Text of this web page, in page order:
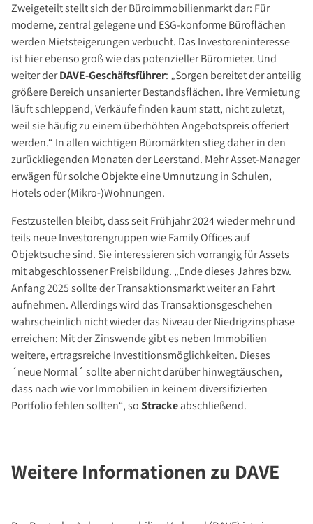
Zweigeteilt stellt sich der Büroimmobilienmarkt dar: Für
moderne, zentral gelegene und ESG-konforme Büroflächen
werden Mietsteigerungen verbucht. Das Investoreninteresse
ist hier ebenso groß wie das potenzieller Büromieter. Und
weiter derDAVE-Geschäftsführer: „Sorgen bereitet der anteilig
größere Bereich unsanierter Bestandsflächen. Ihre Vermietung
läuft schleppend, Verkäufe finden kaum statt, nicht zuletzt,
weil sie häufig zu einem überhöhten Angebotspreis offeriert
werden.“ In allen wichtigen Büromärkten stieg daher in den
zurückliegenden Monaten der Leerstand. Mehr Asset-Manager
erwägen für solche Objekte eine Umnutzung in Schulen,
Hotels oder (Mikro-)Wohnungen.
Festzustellen bleibt, dass seit Frühjahr 2024 wieder mehr und
teils neue Investorengruppen wie Family Offices auf
Objektsuche sind. Sie interessieren sich vorrangig für Assets
mit abgeschlossener Preisbildung. „Ende dieses Jahres bzw.
Anfang 2025 sollte der Transaktionsmarkt weiter an Fahrt
aufnehmen. Allerdings wird das Transaktionsgeschehen
wahrscheinlich nicht wieder das Niveau der Niedrigzinsphase
erreichen: Mit der Zinswende gibt es neben Immobilien
weitere, ertragsreiche Investitionsmöglichkeiten. Dieses
´neue Normal´ sollte aber nicht darüber hinwegtäuschen,
dass nach wie vor Immobilien in keinem diversifizierten
Portfolio fehlen sollten“, soStrackeabschließend.
Weitere Informationen zu DAVE